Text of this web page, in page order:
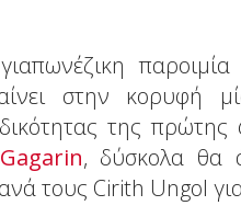
στην κορυφή
της
, δύσκολα θα
τους Cirith Ungol